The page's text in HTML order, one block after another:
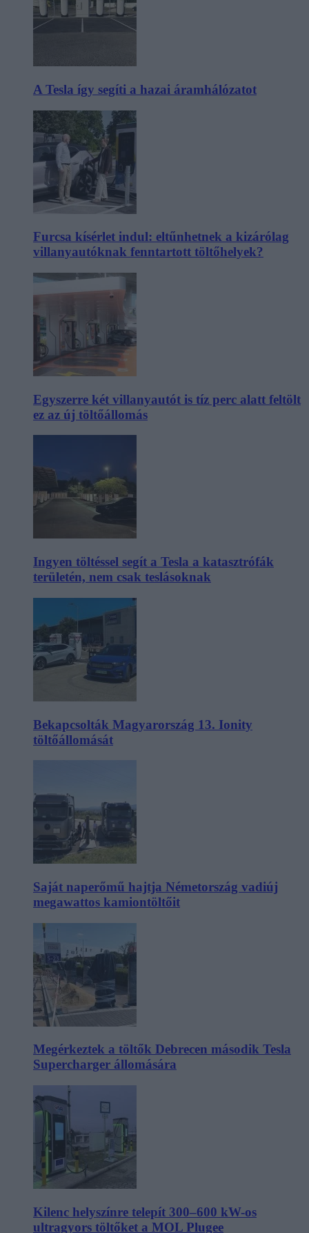
A Tesla így segíti a hazai áramhálózatot
Furcsa kísérlet indul: eltűnhetnek a kizárólag
villanyautóknak fenntartott töltőhelyek?
Egyszerre két villanyautót is tíz perc alatt feltölt
ez az új töltőállomás
Ingyen töltéssel segít a Tesla a katasztrófák
területén, nem csak teslásoknak
Bekapcsolták Magyarország 13. Ionity
töltőállomását
Saját naperőmű hajtja Németország vadiúj
megawattos kamiontöltőit
Megérkeztek a töltők Debrecen második Tesla
Supercharger állomására
Kilenc helyszínre telepít 300–600 kW-os
ultragyors töltőket a MOL Plugee